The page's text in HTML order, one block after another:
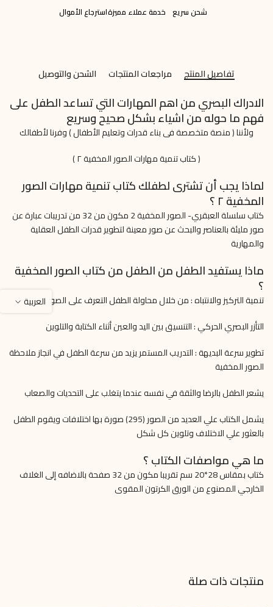
شحن سريع خدمة عملاء مميزةاسترجاع الأموال
تفاصيل المنتج مراجعات المنتجات الشحن والتوصيل
الادراك البصري من اهم المهارات التي تساعد الطفل على
فهم ما حوله من اشياء بشكل صحيح وسريع
ولأننا ( منصة متخصصة فى بناء قدرات وتعليم الأطفال ) وفرنا لأطفالك
( كتاب تنمية مهارات الصور المخفية ٢ )
لماذا يجب أن تشترى لطفلك كتاب تنمية مهارات الصور
المخفية ٢ ؟
كتاب سلسلة العبقري- الصور المخفية 2 مكون من 32 من تدريبات عبارة عن
صور مليئة بالعناصر والبحث عن صور معينة لتطوير قدرات الطفل العقلية
والمهارية
ماذا يستفيد الطفل من الطفل من كتاب الصور المخفية
؟
تنمية التركيز والانتباه : من خلال محاولة الطفل التعرف على الصور
التأزر البصري الحركي : التنسيق بين اليد والعين أثناء الكتابة والتلوين
تطوير سرعة البديهة : التدريب المستمر يزيد من سرعة الطفل في انجاز ملاحظة
الصور المخفية
يشعر الطفل بالرضا والثقة في نفسه عندما يتغلب على التحديات والصعاب
يشمل الكتاب علي العديد من الصور (295) صورة بها اختلافات ويقوم الطفل
بالعثور علي الاختلاف وتلوين كل شكل
ما هي مواصفات الكتاب ؟
كتاب بمقاس 28*20 سم تقريبا مكون من 32 صفحة بالاضافه إلى الغلاف
الخارجي المصنوع من الورق الكرتون المقوى
منتجات ذات صلة
العربية